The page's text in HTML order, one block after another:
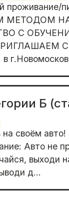
проживание/
МЕТОДОМ
С
Б
на своём
Авто не
выходи
д...